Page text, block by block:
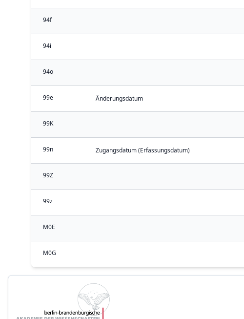
94f
94i
94o
99e Änderungsdatum
99K
99n Zugangsdatum (Erfassungsdatum)
99Z
99z
M0E
M0G